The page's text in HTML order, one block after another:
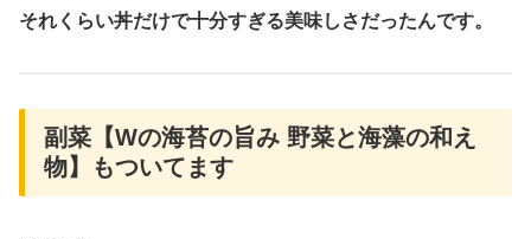
それくらい丼だけで十分すぎる美味しさだったんです。
副菜【Wの海苔の旨み 野菜と海藻の和え
物】もついてます